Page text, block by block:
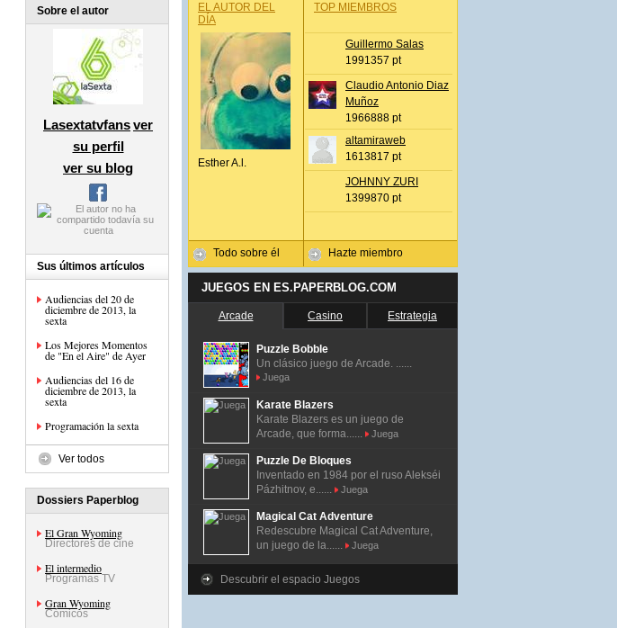
Sobre el autor
Lasextatvfansver
su perfil
ver su blog
Sus últimos artículos
Audiencias del 20 de
diciembre de 2013, la
sexta
Los Mejores Momentos
de "En el Aire" de Ayer
Audiencias del 16 de
diciembre de 2013, la
sexta
Programación la sexta
Ver todos
Dossiers Paperblog
El Gran Wyoming
Directores de cine
El intermedio
Programas TV
Gran Wyoming
Cómicos
EL AUTOR DEL
DÍA
Esther A.l.
Todo sobre él
TOP MIEMBROS
Guillermo Salas
1991357 pt
Claudio Antonio Diaz
Muñoz
1966888 pt
altamiraweb
1613817 pt
JOHNNY ZURI
1399870 pt
Hazte miembro
JUEGOS EN ES.PAPERBLOG.COM
Arcade Casino Estrategia
Puzzle Bobble
Un clásico juego de Arcade. ......
Juega
Karate Blazers
Karate Blazers es un juego de
Arcade, que forma......
Juega
Puzzle De Bloques
Inventado en 1984 por el ruso Alekséi
Pázhitnov, e......
Juega
Magical Cat Adventure
Redescubre Magical Cat Adventure,
un juego de la......
Juega
Descubrir el espacio Juegos